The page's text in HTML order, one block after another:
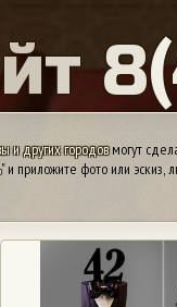
йт 8(
и других городовмогут
" и приложите фото или эскиз,